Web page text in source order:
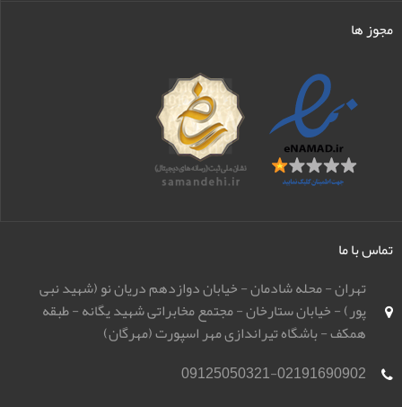
مجوز ها
تماس با ما
تهران - محله شادمان - خیابان دوازدهم دریان نو (شهید نبی
پور) - خیابان ستارخان - مجتمع مخابراتی شهید یگانه - طبقه
همکف - باشگاه تیراندازی مهر اسپورت (مهرگان)
09125050321-02191690902